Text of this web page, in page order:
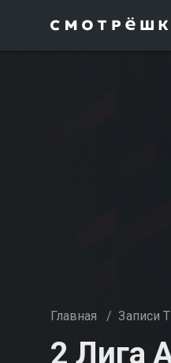
Главная / Записи
2 Лига